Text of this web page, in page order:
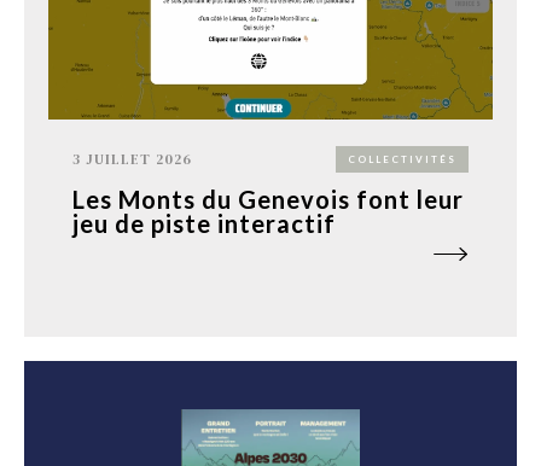
3 JUILLET 2026 COLLECTIVITÉS
Les Monts du Genevois font leur
jeu de piste interactif